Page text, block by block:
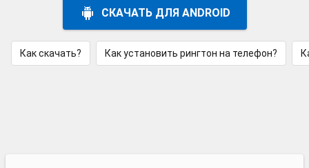
СКАЧАТЬ ДЛЯ ANDROID
Как скачать? Как установить рингтон на телефон?